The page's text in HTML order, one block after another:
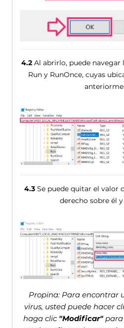
4.2Al abrirlo, puede navegar
Run y ​​RunOnce, cuyas
4.3Se puede quitar el valor
derecho sobre él
Propina: Para encontrar
virus, usted puede hacer
haga clic "Modificar"para